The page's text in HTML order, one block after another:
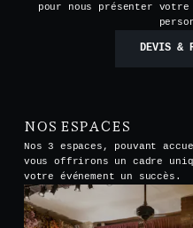
pour nous présenter
DEVIS &
NOS ESPACES
Nos 3 espaces, pouvant
vous offrirons un cadre
votre événement un succès.